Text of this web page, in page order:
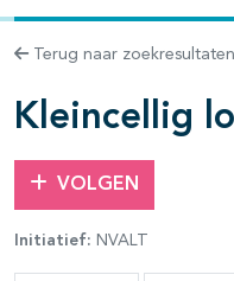
Terug naar zoekresultaten
Kleincellig
VOLGEN
Initiatief: NVALT
binnen deze richtlijn
open- en